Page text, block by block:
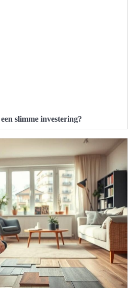
slimme investering?